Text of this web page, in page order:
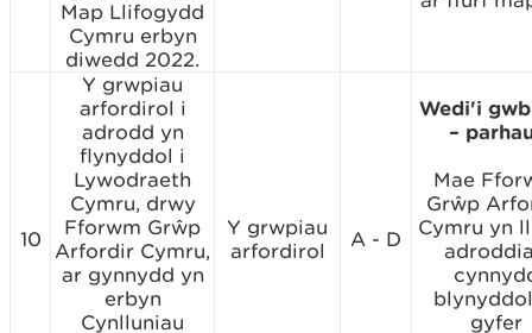
Map Llifogydd
Cymru erbyn
diwedd 2022.
10
Y grwpiau
arfordirol i
adrodd yn
flynyddol i
Lywodraeth
Cymru, drwy
Fforwm Grŵp
Arfordir Cymru,
ar gynnydd yn
erbyn
Cynlluniau
Y grwpiau
arfordirol
A - D
Wedi'i
–
Mae
Grŵp
Cymru yn
gyfer